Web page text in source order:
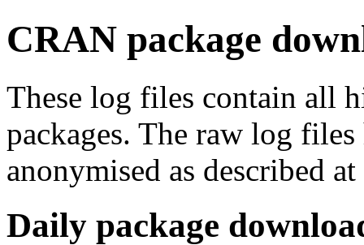
CRAN package
These log files contain all
packages. The raw log
anonymised as described
Daily package